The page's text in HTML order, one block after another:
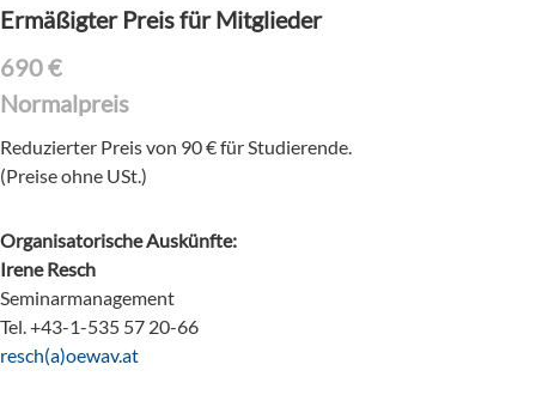
Ermäßigter Preis für Mitglieder
690€
Normalpreis
Reduzierter Preis von 90 € für Studierende.
(Preise ohne USt.)
Organisatorische Auskünfte:
Irene Resch
Seminarmanagement
Tel. +43-1-535 57 20-66
ta.vaweo(a)hcser